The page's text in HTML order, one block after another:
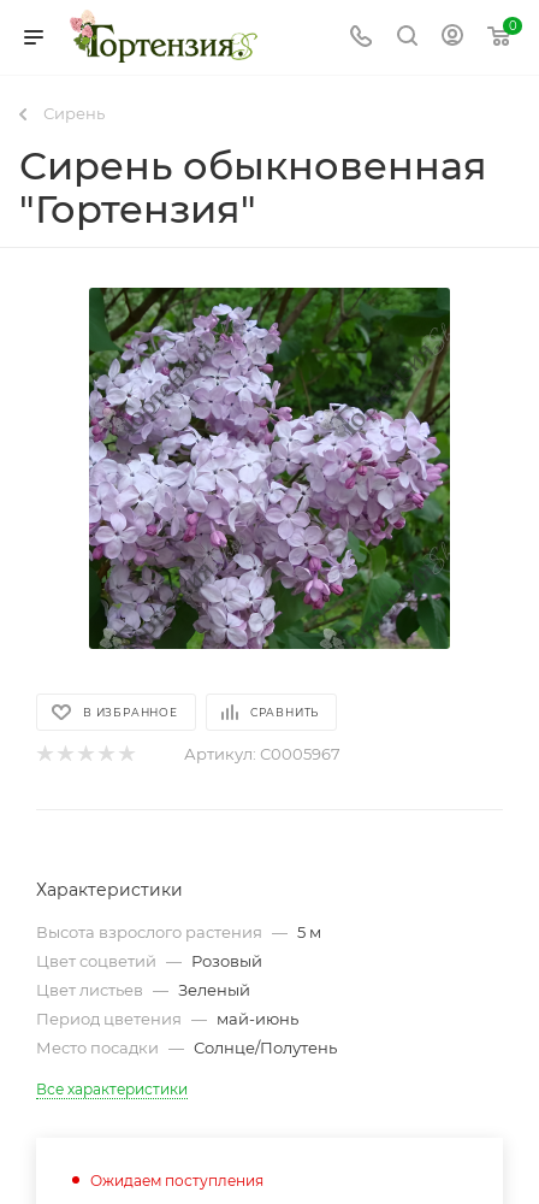
0
Сирень
Сирень обыкновенная
"Гортензия"
В ИЗБРАННОЕ СРАВНИТЬ
Артикул: С0005967
Характеристики
Высота взрослого растения — 5 м
Цвет соцветий — Розовый
Цвет листьев — Зеленый
Период цветения — май-июнь
Место посадки — Солнце/Полутень
Все характеристики
Ожидаем поступления